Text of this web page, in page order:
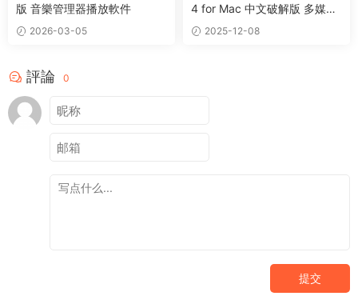
版 音樂管理器播放軟件
2026-03-05
4 for Mac 中文破解版 多媒體
播放器
2025-12-08
評論 0
提交